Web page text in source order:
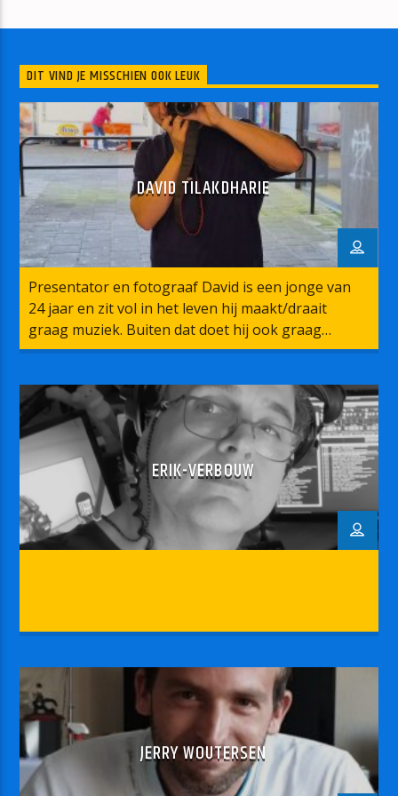
TECHNOTRONIC
mz-radio
DIT VIND JE MISSCHIEN OOK LEUK
DAVID TILAKDHARIE
Presentator en fotograaf David is een jonge van
24 jaar en zit vol in het leven hij maakt/draait
graag muziek. Buiten dat doet hij ook graag
fotograferen op evenementen hij wilt graag de
ERIK-VERBOUW
JERRY WOUTERSEN